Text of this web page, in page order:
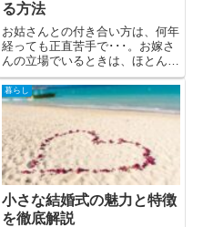
る方法
お姑さんとの付き合い方は、何年
経っても正直苦手で･･･。お嫁さ
んの立場でいるときは、ほとんど
の方が同じような思いをされてい
ることでしょう。家事や育児で、
悔しい思いや悲しい気持ちに、な
ったこともあるかもしれません。
しかし、嫁姑関係も時間の流れ...
暮らし
小さな結婚式の魅力と特徴
を徹底解説